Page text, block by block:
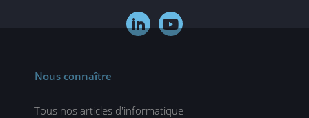
 
Nous connaître
Tous nos articles d'informatique